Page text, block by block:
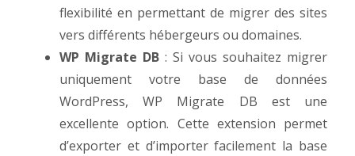
flexibilité en permettant de migrer des sites
vers différents hébergeurs ou domaines.
WP Migrate DB : Si vous souhaitez migrer
uniquement votre base de données
WordPress, WP Migrate DB est une
excellente option. Cette extension permet
d’exporter et d’importer facilement la base